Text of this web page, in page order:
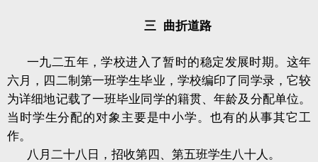
三 曲折道路
一九二五年，学校进入了暂时的稳定发展时期。这年
六月，四二制第一班学生毕业，学校编印了同学录，它较
为详细地记载了一班毕业同学的籍贯、年龄及分配单位。
当时学生分配的对象主要是中小学。也有的从事其它工
作。
八月二十八日，招收第四、第五班学生八十人。